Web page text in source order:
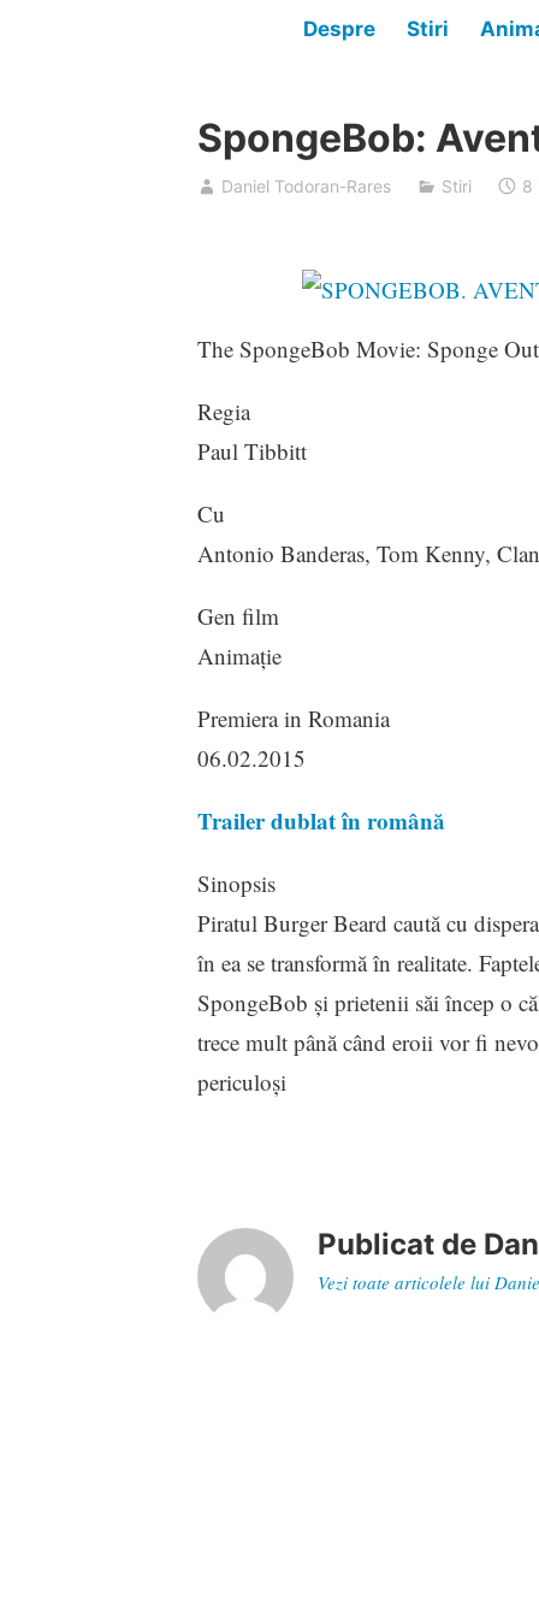
Despre Stiri
SpongeBob:
Daniel Todoran-Rares Stiri 8
The SpongeBob Movie: Sponge
Regia
Paul Tibbitt
Cu
Antonio Banderas, Tom Kenny,
Gen film
Animaţie
Premiera in Romania
06.02.2015
Trailer dublat în română
Sinopsis
Piratul Burger Beard caută cu
în ea se transformă în realitate.
SpongeBob şi prietenii săi încep o
trece mult până când eroii vor fi
periculoşi
Publicat de
Vezi toate articolele lui